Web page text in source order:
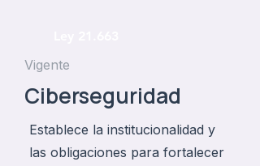
Vigente
Ciberseguridad
Establece la institucionalidad y
las obligaciones para fortalecer